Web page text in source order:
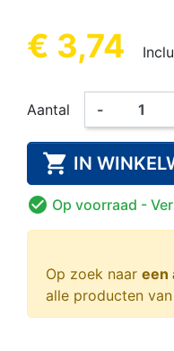
€ 3,74
Aantal -
 IN
 Op voorraad -
Op zoek naar een
alle producten van